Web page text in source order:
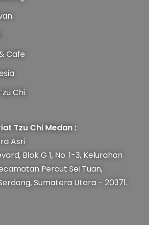
Cafe
Chi
Tzu Chi Medan :
Asri
Blok G 1, No. 1-3, Kelurahan
Percut Sei Tuan,
Sumatera Utara – 20371.